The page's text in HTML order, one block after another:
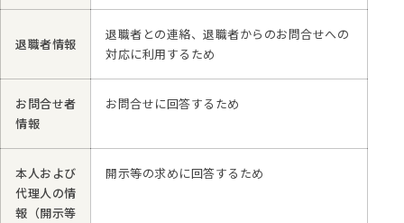
退職者情報
退職者との連絡、退職者からのお問合せへの
対応に利用するため
お問合せ者
情報
お問合せに回答するため
本人および
代理人の情
報（開示等
開示等の求めに回答するため